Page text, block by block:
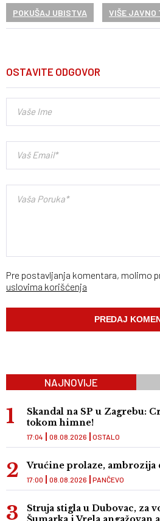
POKUŠAJ UBISTVA VIŠE JAVNO
OSTAVITE ODGOVOR
Pre postavljanja komentara, molimo
uslovima korišćenja
NAJNOVIJE
Skandal na SP u Zagrebu:
tokom himne!
OSTALO
17:04 08.08.2026
Vrućine prolaze, ambrozija
PANČEVO
17:00 08.08.2026
Struja stigla u Dubovac, za